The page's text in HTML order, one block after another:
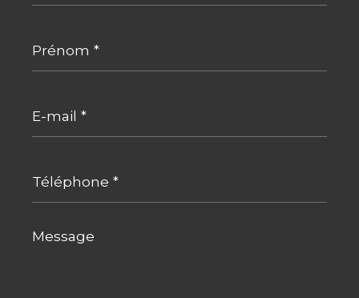
*
mail
*
*
Message
*